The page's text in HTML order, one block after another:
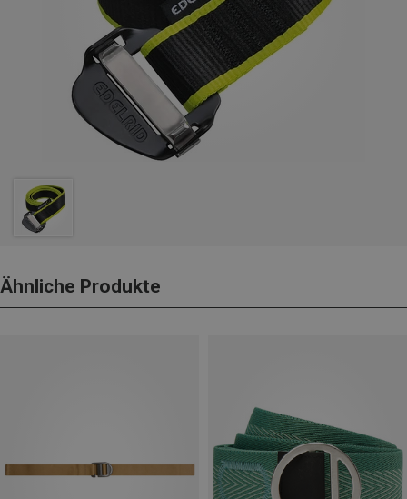
Ähnliche Produkte